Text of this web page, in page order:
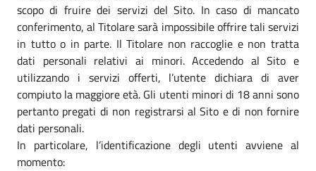
scopo di fruire dei servizi del Sito. In caso di mancato
conferimento, al Titolare sarà impossibile offrire tali servizi
in tutto o in parte. Il Titolare non raccoglie e non tratta
dati personali relativi ai minori. Accedendo al Sito e
utilizzando i servizi offerti, l’utente dichiara di aver
compiuto la maggiore età. Gli utenti minori di 18 anni sono
pertanto pregati di non registrarsi al Sito e di non fornire
dati personali.
In particolare, l’identificazione degli utenti avviene al
momento: